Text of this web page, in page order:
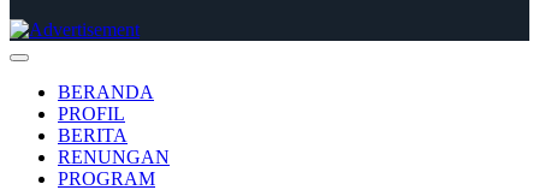
BERANDA
PROFIL
BERITA
RENUNGAN
PROGRAM